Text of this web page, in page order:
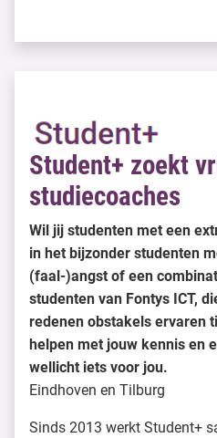
Student+ zoekt
studiecoaches
Wil jij studenten met een
in het bijzonder studenten
(faal-)angst of een
studenten van Fontys ICT,
redenen obstakels ervaren
helpen met jouw kennis en
wellicht iets voor jou.
Eindhoven en Tilburg
Sinds 2013 werkt Student+